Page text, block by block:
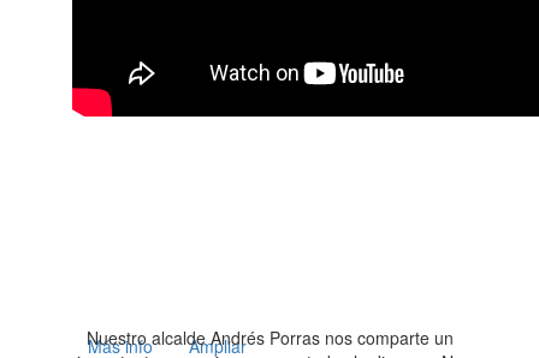
Más info Ampliar
Nuestro alcalde Andrés Porras nos comparte un